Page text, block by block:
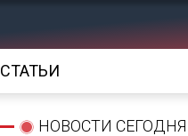
СТАТЬИ
НОВОСТИ СЕГОДНЯ